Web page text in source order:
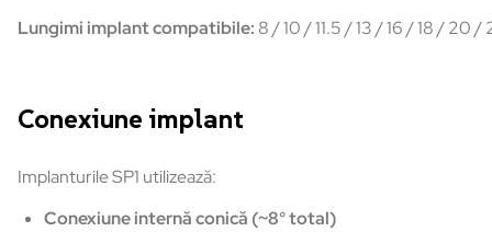
Lungimi implant compatibile: 8 / 10 / 11.5 / 13 / 16 / 18 / 20
Conexiune implant
Implanturile SP1 utilizează:
Conexiune internă conică (~8° total)